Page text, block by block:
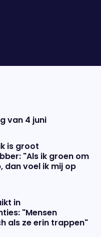
van 4 juni
is groot
"Als ik groen om
dan voel ik mij op
in
"Mensen
als ze erin trappen"